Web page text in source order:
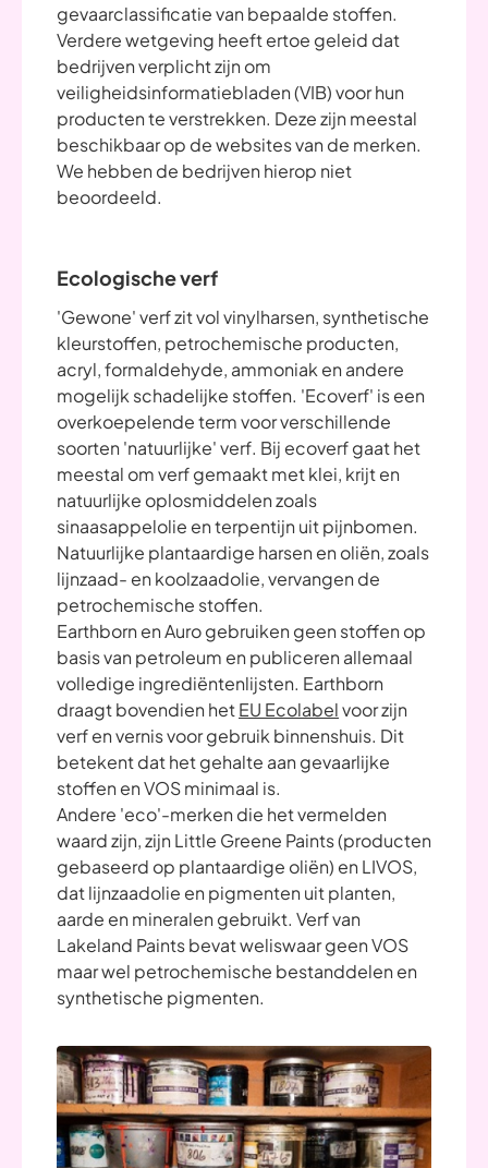
gevaarclassificatie van bepaalde stoffen.
Verdere wetgeving heeft ertoe geleid dat
bedrijven verplicht zijn om
veiligheidsinformatiebladen (VIB) voor hun
producten te verstrekken. Deze zijn meestal
beschikbaar op de websites van de merken.
We hebben de bedrijven hierop niet
beoordeeld.
Ecologische verf
'Gewone' verf zit vol vinylharsen, synthetische
kleurstoffen, petrochemische producten,
acryl, formaldehyde, ammoniak en andere
mogelijk schadelijke stoffen. 'Ecoverf' is een
overkoepelende term voor verschillende
soorten 'natuurlijke' verf. Bij ecoverf gaat het
meestal om verf gemaakt met klei, krijt en
natuurlijke oplosmiddelen zoals
sinaasappelolie en terpentijn uit pijnbomen.
Natuurlijke plantaardige harsen en oliën, zoals
lijnzaad- en koolzaadolie, vervangen de
petrochemische stoffen.
Earthborn en Auro gebruiken geen stoffen op
basis van petroleum en publiceren allemaal
volledige ingrediëntenlijsten. Earthborn
draagt bovendien hetEU Ecolabelvoor zijn
verf en vernis voor gebruik binnenshuis. Dit
betekent dat het gehalte aan gevaarlijke
stoffen en VOS minimaal is.
Andere 'eco'-merken die het vermelden
waard zijn, zijn Little Greene Paints (producten
gebaseerd op plantaardige oliën) en LIVOS,
dat lijnzaadolie en pigmenten uit planten,
aarde en mineralen gebruikt. Verf van
Lakeland Paints bevat weliswaar geen VOS
maar wel petrochemische bestanddelen en
synthetische pigmenten.